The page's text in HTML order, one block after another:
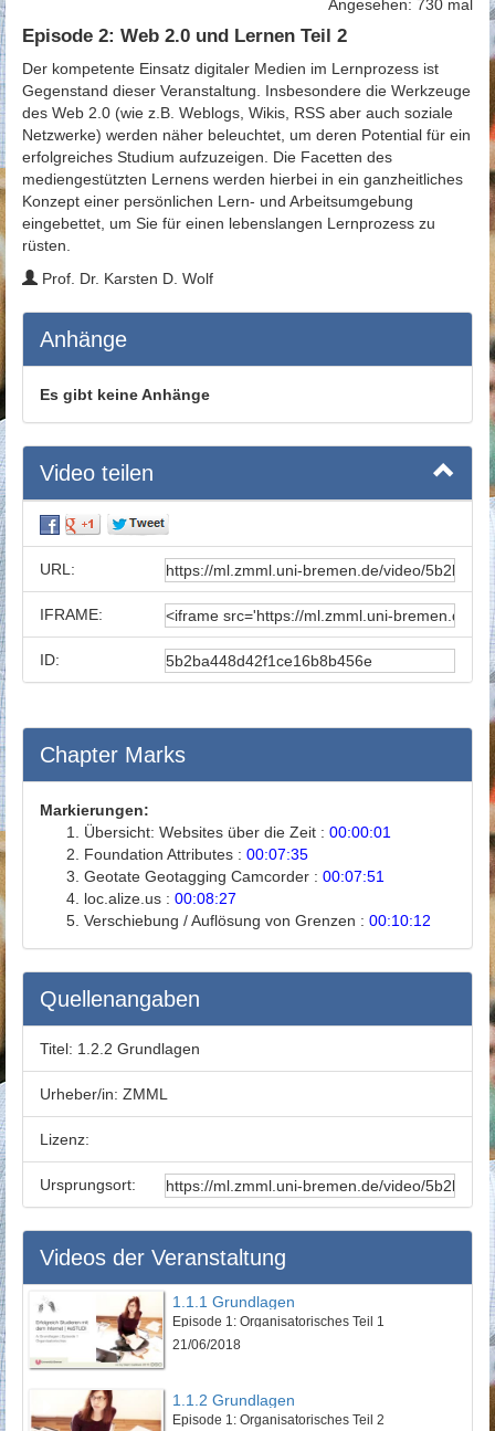
Angesehen: 730 mal
Episode 2: Web 2.0 und Lernen Teil 2
Der kompetente Einsatz digitaler Medien im Lernprozess ist
Gegenstand dieser Veranstaltung. Insbesondere die Werkzeuge
des Web 2.0 (wie z.B. Weblogs, Wikis, RSS aber auch soziale
Netzwerke) werden näher beleuchtet, um deren Potential für ein
erfolgreiches Studium aufzuzeigen. Die Facetten des
mediengestützten Lernens werden hierbei in ein ganzheitliches
Konzept einer persönlichen Lern- und Arbeitsumgebung
eingebettet, um Sie für einen lebenslangen Lernprozess zu
rüsten.
Prof. Dr. Karsten D. Wolf
Anhänge
Es gibt keine Anhänge
Video teilen
URL:
IFRAME:
ID:
Chapter Marks
Markierungen:
Übersicht: Websites über die Zeit : 00:00:01
Foundation Attributes : 00:07:35
Geotate Geotagging Camcorder : 00:07:51
loc.alize.us : 00:08:27
Verschiebung / Auflösung von Grenzen : 00:10:12
Quellenangaben
Titel: 1.2.2 Grundlagen
Urheber/in: ZMML
Lizenz:
Ursprungsort:
Videos der Veranstaltung
1.1.1 Grundlagen
Episode 1: Organisatorisches Teil 1
21/06/2018
1.1.2 Grundlagen
Episode 1: Organisatorisches Teil 2